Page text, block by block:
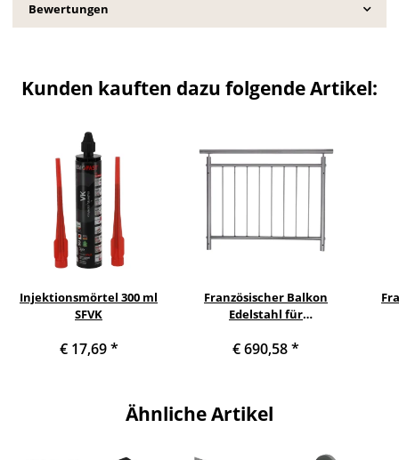
Bewertungen
Kunden kauften dazu folgende Artikel:
Injektionsmörtel 300 ml
SFVK
€ 17,69*
Französischer Balkon
Edelstahl für
2090 mm
€ 690,58*
Ähnliche Artikel